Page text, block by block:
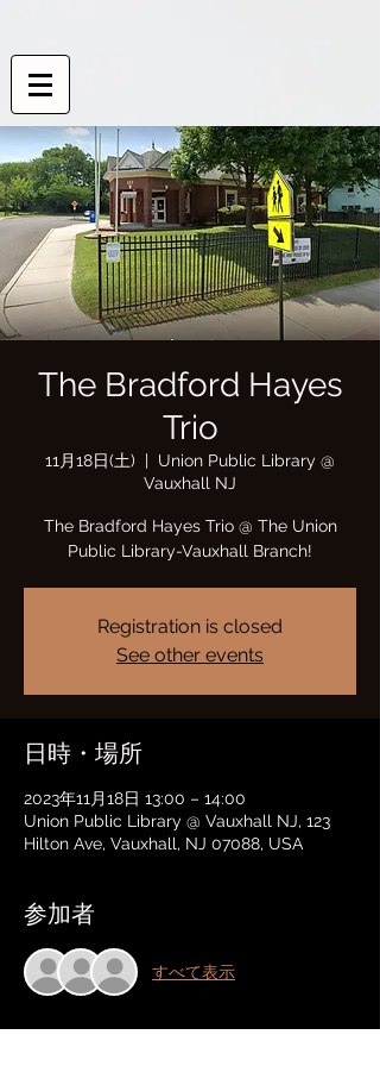
The Bradford Hayes
Trio
11月18日(土)
  |
Union Public Library @
Vauxhall NJ
The Bradford Hayes Trio @ The Union
Public Library-Vauxhall Branch!
Registration is closed
See other events
日時・場所
2023年11月18日 13:00 – 14:00
Union Public Library @ Vauxhall NJ, 123
Hilton Ave, Vauxhall, NJ 07088, USA
参加者
すべて表示